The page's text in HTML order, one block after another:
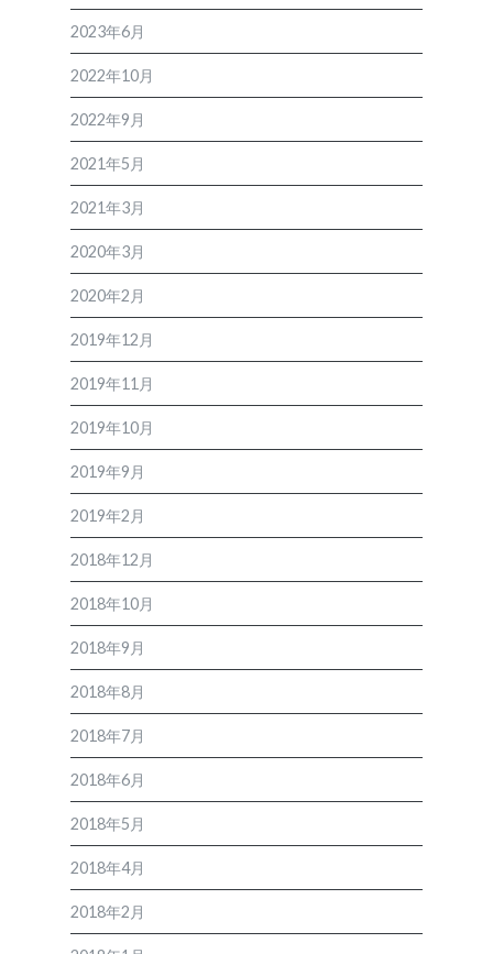
2023年6月
2022年10月
2022年9月
2021年5月
2021年3月
2020年3月
2020年2月
2019年12月
2019年11月
2019年10月
2019年9月
2019年2月
2018年12月
2018年10月
2018年9月
2018年8月
2018年7月
2018年6月
2018年5月
2018年4月
2018年2月